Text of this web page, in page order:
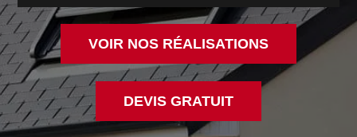
VOIR NOS RÉALISATIONS
DEVIS GRATUIT